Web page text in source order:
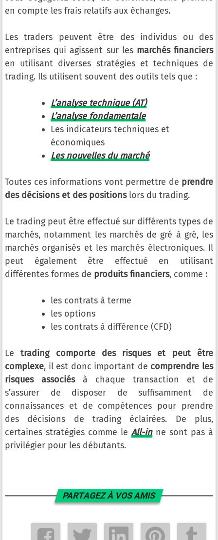
en compte les frais relatifs aux échanges.
Les traders peuvent être des individus ou des
entreprises qui agissent sur les marchés financiers
en utilisant diverses stratégies et techniques de
trading. Ils utilisent souvent des outils tels que :
L’analyse technique (AT)
L’analyse fondamentale
Les indicateurs techniques et
économiques
Les nouvelles du marché
Toutes ces informations vont permettre de prendre
des décisions et des positionslors du trading.
Le trading peut être effectué sur différents types de
marchés, notamment les marchés de gré à gré, les
marchés organisés et les marchés électroniques. Il
peut également être effectué en utilisant
différentes formes de produits financiers, comme :
les contrats à terme
les options
les contrats à différence (CFD)
Letrading comporte des risques et peut être
complexe, il est donc important de comprendre les
risques associésà chaque transaction et de
s’assurer de disposer de suffisamment de
connaissances et de compétences pour prendre
des décisions de trading éclairées. De plus,
certaines stratégies comme le All-inne sont pas à
privilégier pour les débutants.
PARTAGEZ À VOS AMIS